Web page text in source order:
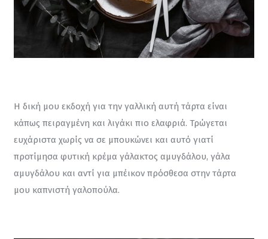
Η δική μου εκδοχή για την γαλλική αυτή τάρτα είναι
κάπως πειραγμένη και λιγάκι πιο ελαφριά. Τρώγεται
ευχάριστα χωρίς να σε μπουκώνει και αυτό γιατί
προτίμησα φυτική κρέμα γάλακτος αμυγδάλου, γάλα
αμυγδάλου και αντί για μπέικον πρόσθεσα στην τάρτα
μου καπνιστή γαλοπούλα.